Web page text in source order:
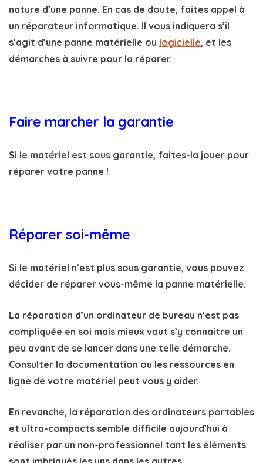
nature d’une panne. En cas de doute, faites appel à
un réparateur informatique. Il vous indiquera s’il
s’agit d’une panne matérielle ou logicielle, et les
démarches à suivre pour la réparer.
Faire marcher la garantie
Si le matériel est sous garantie, faites-la jouer pour
réparer votre panne !
Réparer soi-même
Si le matériel n’est plus sous garantie, vous pouvez
décider de réparer vous-même la panne matérielle.
La réparation d’un ordinateur de bureau n’est pas
compliquée en soi mais mieux vaut s’y connaitre un
peu avant de se lancer dans une telle démarche.
Consulter la documentation ou les ressources en
ligne de votre matériel peut vous y aider.
En revanche, la réparation des ordinateurs portables
et ultra-compacts semble difficile aujourd’hui à
réaliser par un non-professionnel tant les éléments